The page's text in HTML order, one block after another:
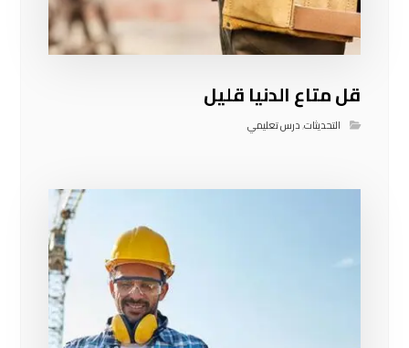
قل متاع الدنيا قليل
التحديثات,درس تعليمي